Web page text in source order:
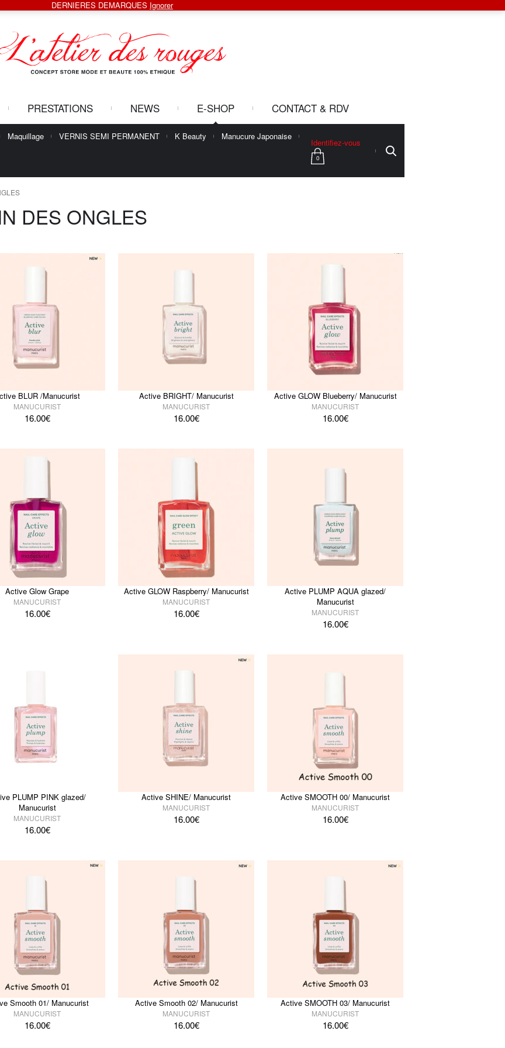
PRESTATIONS NEWS E-SHOP CONTACT & RDV
Maquillage VERNIS SEMI PERMANENT K Beauty Manucure Japonaise
Identifiez-vous
0
DES ONGLES
BLUR /Manucurist
MANUCURIST
16.00€
Active BRIGHT/ Manucurist
MANUCURIST
16.00€
Active GLOW Blueberry/ Manucurist
MANUCURIST
16.00€
Active Glow Grape
MANUCURIST
16.00€
Active GLOW Raspberry/ Manucurist
MANUCURIST
16.00€
Active PLUMP AQUA glazed/
Manucurist
MANUCURIST
16.00€
PLUMP PINK glazed/
Manucurist
MANUCURIST
16.00€
Active SHINE/ Manucurist
MANUCURIST
16.00€
Active SMOOTH 00/ Manucurist
MANUCURIST
16.00€
Smooth 01/ Manucurist
MANUCURIST
16.00€
Active Smooth 02/ Manucurist
MANUCURIST
16.00€
Active SMOOTH 03/ Manucurist
MANUCURIST
16.00€
DERNIERES DEMARQUES Ignorer